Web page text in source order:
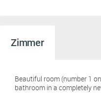
Zimmer
Beautiful room (number 1
bathroom in a completely